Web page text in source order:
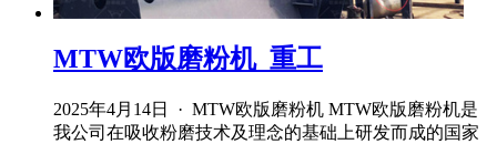
MTW欧版磨粉机_重工
2025年4月14日 · MTW欧版磨粉机 MTW欧版磨粉机是
我公司在吸收粉磨技术及理念的基础上研发而成的国家